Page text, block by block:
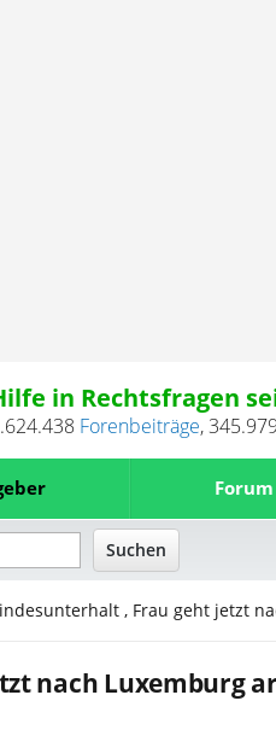
in Rechtsfragen
Forenbeiträge,345.979
Forum
, Frau geht jetzt
nach Luxemburg